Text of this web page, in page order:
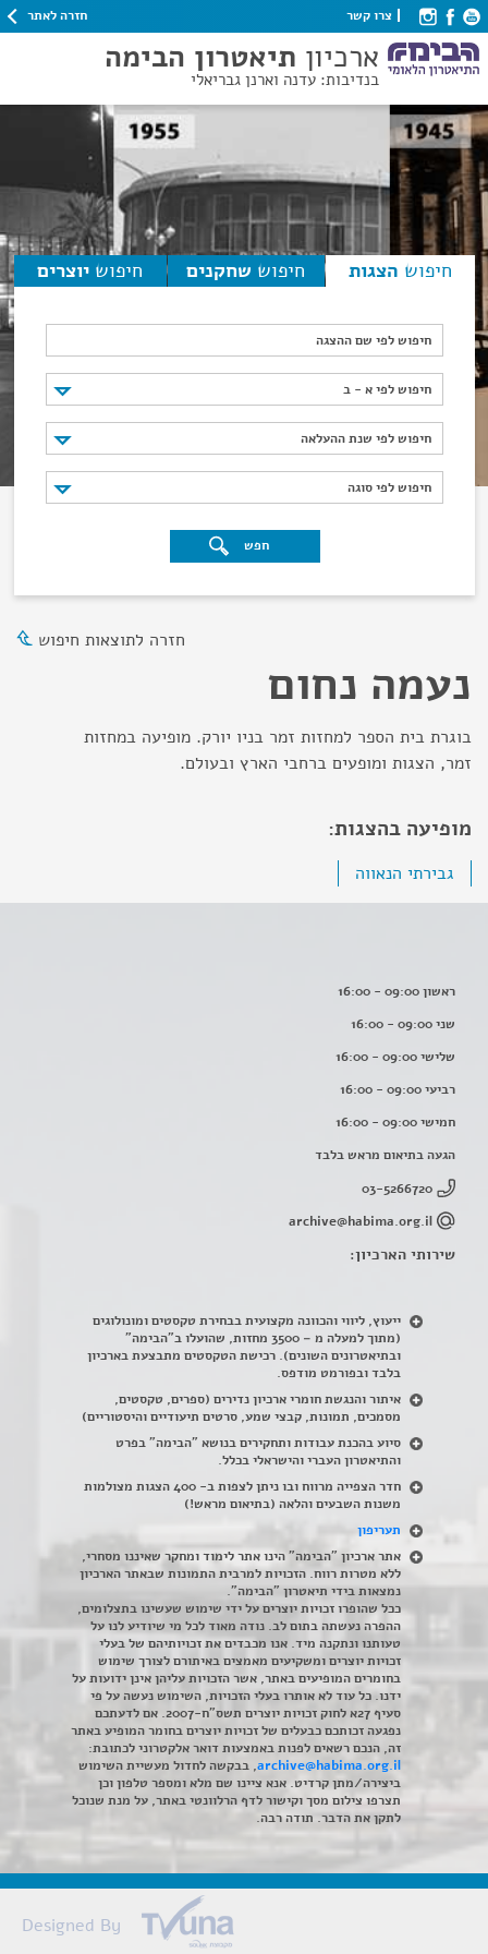
צרו קשר חזרה לאתר
ארכיון תיאטרון הבימה
בנדיבות: עדנה וארנן גבריאלי
חיפוש הצגות חיפוש שחקנים חיפוש יוצרים
חיפוש לפי שם ההצגה
חיפוש לפי א - ב
חיפוש לפי א - ב
חיפוש לפי שנת ההעלאה
חיפוש לפי שנת ההעלאה
חיפוש לפי סוגה
חיפוש לפי סוגה
חפש
חזרה לתוצאות חיפוש
נעמה נחום
בוגרת בית הספר למחזות זמר בניו יורק. מופיעה במחזות
זמר, הצגות ומופעים ברחבי הארץ ובעולם.
מופיעה בהצגות:
גבירתי הנאווה
ראשון 09:00 - 16:00
שני 09:00 - 16:00
שלישי 09:00 - 16:00
רביעי 09:00 - 16:00
חמישי 09:00 - 16:00
הגעה בתיאום מראש בלבד
03-5266720
archive@habima.org.il
שירותי הארכיון:
ייעוץ, ליווי והכוונה מקצועית בבחירת טקסטים ומונולוגים
(מתוך למעלה מ – 3500 מחזות, שהועלו ב"הבימה"
ובתיאטרונים השונים). רכישת הטקסטים מתבצעת בארכיון
בלבד ובפורמט מודפס.
איתור והנגשת חומרי ארכיון נדירים (ספרים, טקסטים,
מסמכים, תמונות, קבצי שמע, סרטים תיעודיים והיסטוריים)
סיוע בהכנת עבודות ותחקירים בנושא "הבימה" בפרט
והתיאטרון העברי והישראלי בכלל.
חדר הצפייה מרווח ובו ניתן לצפות ב- 400 הצגות מצולמות
משנות השבעים והלאה (בתיאום מראש!)
תעריפון
אתר ארכיון "הבימה" הינו אתר לימוד ומחקר שאיננו מסחרי,
ללא מטרות רווח. הזכויות למרבית התמונות שבאתר הארכיון
נמצאות בידי תיאטרון "הבימה".
ככל שהופרו זכויות יוצרים על ידי שימוש שעשינו בתצלומים,
ההפרה נעשתה בתום לב. נודה מאוד לכל מי שיודיע לנו על
טעותנו ונתקנה מיד. אנו מכבדים את זכויותיהם של בעלי
זכויות יוצרים ומשקיעים מאמצים באיתורם לצורך שימוש
בחומרים המופיעים באתר, אשר הזכויות עליהן אינן ידועות על
ידנו. כל עוד לא אותרו בעלי הזכויות, השימוש נעשה על פי
סעיף 27א לחוק זכויות יוצרים תשס"ח-2007. אם לדעתכם
נפגעה זכותכם כבעלים של זכויות יוצרים בחומר המופיע באתר
זה, הנכם רשאים לפנות באמצעות דואר אלקטרוני לכתובת:
archive@habima.org.il, בבקשה לחדול מעשיית השימוש
ביצירה/מתן קרדיט. אנא ציינו שם מלא ומספר טלפון וכן
תצרפו צילום מסך וקישור לדף הרלוונטי באתר, על מנת שנוכל
לתקן את הדבר. תודה רבה.
Designed By